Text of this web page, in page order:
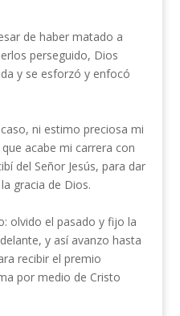
de haber matado a
perseguido, Dios
y se esforzó y enfocó
ni estimo preciosa mi
acabe mi carrera con
del Señor Jesús, para dar
gracia de Dios.
olvido el pasado y fijo la
y así avanzo hasta
recibir el premio
por medio de Cristo